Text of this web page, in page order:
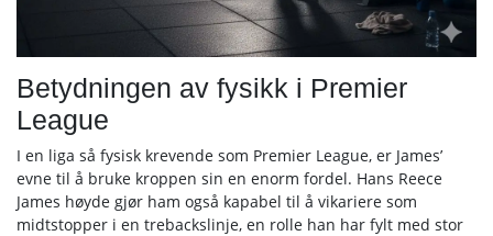
Betydningen av fysikk i Premier
League
I en liga så fysisk krevende som Premier League, er James’
evne til å bruke kroppen sin en enorm fordel. Hans Reece
James høyde gjør ham også kapabel til å vikariere som
midtstopper i en trebackslinje, en rolle han har fylt med stor